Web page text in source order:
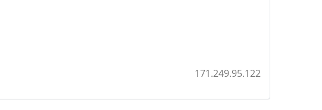
171.249.95.122